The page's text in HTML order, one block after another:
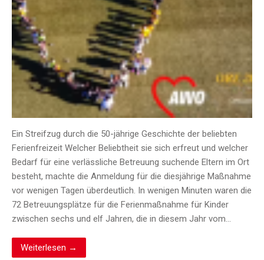
Ein Streifzug durch die 50-jährige Geschichte der beliebten
Ferienfreizeit Welcher Beliebtheit sie sich erfreut und welcher
Bedarf für eine verlässliche Betreuung suchende Eltern im Ort
besteht, machte die Anmeldung für die diesjährige Maßnahme
vor wenigen Tagen überdeutlich. In wenigen Minuten waren die
72 Betreuungsplätze für die Ferienmaßnahme für Kinder
zwischen sechs und elf Jahren, die in diesem Jahr vom…
Weiterlesen →